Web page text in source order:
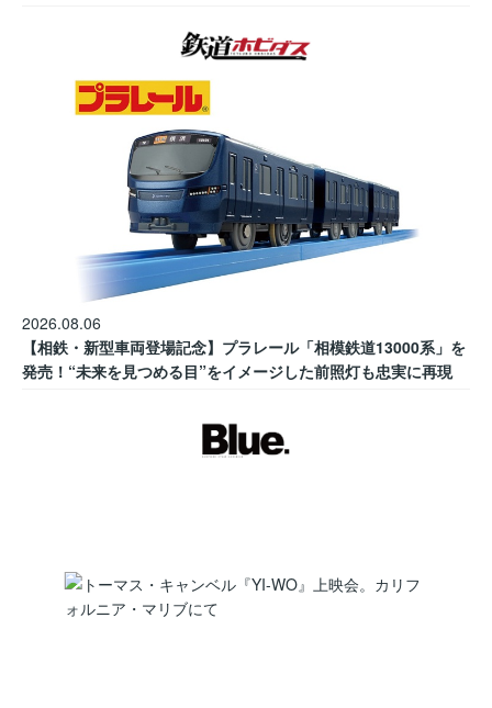
2026.08.06
【相鉄・新型車両登場記念】プラレール「相模鉄道13000系」を
発売！“未来を見つめる目”をイメージした前照灯も忠実に再現